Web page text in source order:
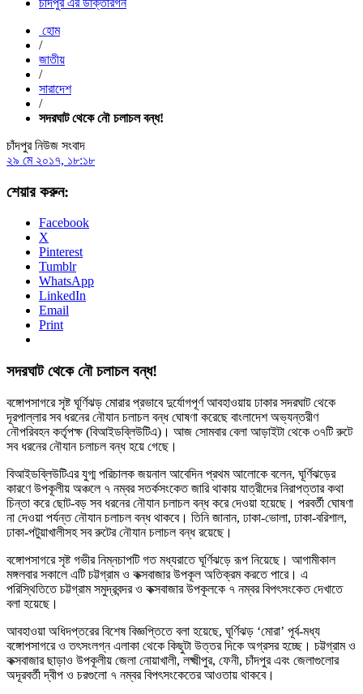
হোম
/
জাতীয়
/
সারাদেশ
/
সদরঘাট থেকে নৌ চলাচল বন্ধ!
চাঁদপুর নিউজ সংবাদ
২৯ মে ২০১৭, ১৮:১৮
শেয়ার করুন:
Facebook
X
Pinterest
Tumblr
WhatsApp
LinkedIn
Email
Print
সদরঘাট থেকে নৌ চলাচল বন্ধ!
বঙ্গোপসাগরে সৃষ্ট ঘূর্ণিঝড় মোরার প্রভাবে দুর্যোগপূর্ণ আবহাওয়ায় ঢাকার সদরঘাট থেকে
দূরপাল্লার সব ধরনের নৌযান চলাচল বন্ধ ঘোষণা করেছে বাংলাদেশ অভ্যন্তরীণ
নৌপরিবহন কর্তৃপক্ষ (বিআইডব্লিউটিএ)। আজ সোমবার বেলা আড়াইটা থেকে ৩৭টি রুটে
সব ধরনের নৌযান চলাচল বন্ধ হয়ে গেছে।
বিআইডব্লিউটিএর যুগ্ম পরিচালক জয়নাল আবেদিন প্রথম আলোকে বলেন, ঘূর্ণিঝড়ের
কারণে উপকূলীয় অঞ্চলে ৭ নম্বর সতর্কসংকেত জারি থাকায় যাত্রীদের নিরাপত্তার কথা
চিন্তা করে ছোট-বড় সব ধরনের নৌযান চলাচল বন্ধ করে দেওয়া হয়েছে। পরবর্তী ঘোষণা
না দেওয়া পর্যন্ত নৌযান চলাচল বন্ধ থাকবে। তিনি জানান, ঢাকা-ভোলা, ঢাকা-বরিশাল,
ঢাকা-পটুয়াখালীসহ সব রুটের নৌযান চলাচল বন্ধ রয়েছে।
বঙ্গোপসাগরে সৃষ্ট গভীর নিম্নচাপটি গত মধ্যরাতে ঘূর্ণিঝড়ে রূপ নিয়েছে। আগামীকাল
মঙ্গলবার সকালে এটি চট্টগ্রাম ও কক্সবাজার উপকূল অতিক্রম করতে পারে। এ
পরিস্থিতিতে চট্টগ্রাম সমুদ্রবন্দর ও কক্সবাজার উপকূলকে ৭ নম্বর বিপৎ​সংকেত দেখাতে
বলা হয়েছে।
আবহাওয়া অধিদপ্তরের বিশেষ বিজ্ঞপ্তিতে বলা হয়েছে, ঘূর্ণিঝড় ‘মোরা’ পূর্ব-মধ্য
বঙ্গোপসাগরে ও তৎসংলগ্ন এলাকা থেকে কিছুটা উত্তর দিকে অগ্রসর হচ্ছে। চট্টগ্রাম ও
কক্সবাজার ছাড়াও উপকূলীয় জেলা নোয়াখালী, লক্ষ্মীপুর, ফেনী, চাঁদপুর এবং জেলাগুলোর
অদূরবর্তী দ্বীপ ও চরগুলো ৭ নম্বর বিপৎ​সংকেতের আওতায় থাকবে।